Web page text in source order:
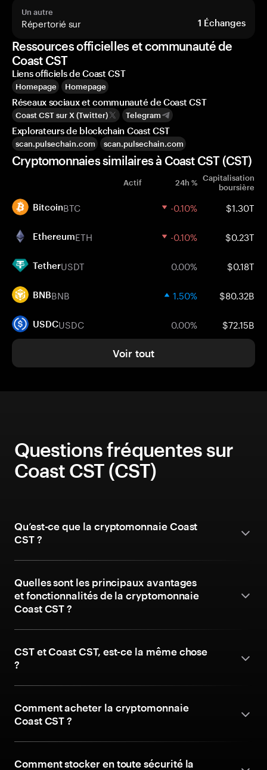
Un autre
Répertorié sur 1 Échanges
Ressources officielles et communauté de
Coast CST
Liens officiels de Coast CST
Homepage Homepage
Réseaux sociaux et communauté de Coast CST
Coast CST sur X (Twitter) Telegram
Explorateurs de blockchain Coast CST
scan.pulsechain.com scan.pulsechain.com
Cryptomonnaies similaires à Coast CST (CST)
Actif 24h % Capitalisation
boursière
BitcoinBTC -0.10% $1.30T
EthereumETH -0.10% $0.23T
TetherUSDT 0.00% $0.18T
BNBBNB 1.50% $80.32B
USDCUSDC 0.00% $72.15B
Voir tout
Questions fréquentes sur
Coast CST (CST)
Qu’est-ce que la cryptomonnaie Coast
CST ?
Quelles sont les principaux avantages
et fonctionnalités de la cryptomonnaie
Coast CST ?
CST et Coast CST, est-ce la même chose
?
Comment acheter la cryptomonnaie
Coast CST ?
Comment stocker en toute sécurité la